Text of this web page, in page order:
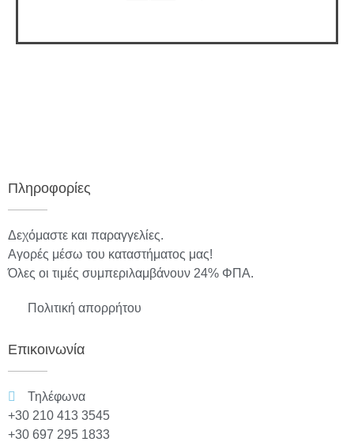
Πληροφορίες
Δεχόμαστε και παραγγελίες.
Αγορές μέσω του καταστήματος μας!
Όλες οι τιμές συμπεριλαμβάνουν 24% ΦΠΑ.
Πολιτική απορρήτου
Επικοινωνία
Τηλέφωνα
+30 210 413 3545
+30 697 295 1833